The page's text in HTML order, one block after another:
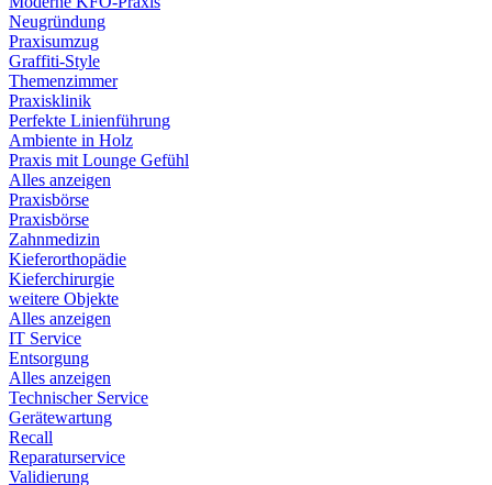
Neugründung
Praxisumzug
Graffiti-Style
Themenzimmer
Praxisklinik
Perfekte Linienführung
Ambiente in Holz
Praxis mit Lounge Gefühl
Alles anzeigen
Praxisbörse
Praxisbörse
Zahnmedizin
Kieferorthopädie
Kieferchirurgie
weitere Objekte
Alles anzeigen
IT Service
Entsorgung
Alles anzeigen
Technischer Service
Gerätewartung
Recall
Reparaturservice
Validierung